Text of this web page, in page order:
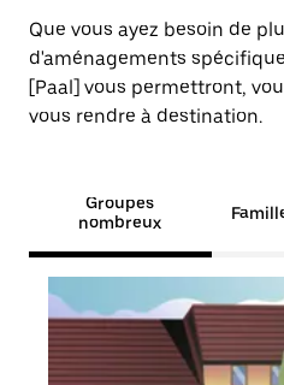
Que vous ayez besoin de
d'aménagements
[Paal] vous permettront,
vous rendre à destination.
Groupes
nombreux